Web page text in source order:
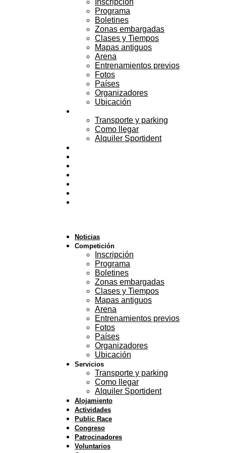
Inscripción
Programa
Boletines
Zonas embargadas
Clases y Tiempos
Mapas antiguos
Arena
Entrenamientos previos
Fotos
Países
Organizadores
Ubicación
Transporte y parking
Como llegar
Alquiler Sportident
Noticias
Competición
Inscripción
Programa
Boletines
Zonas embargadas
Clases y Tiempos
Mapas antiguos
Arena
Entrenamientos previos
Fotos
Países
Organizadores
Ubicación
Servicios
Transporte y parking
Como llegar
Alquiler Sportident
Alojamiento
Actividades
Public Race
Congreso
Patrocinadores
Voluntarios